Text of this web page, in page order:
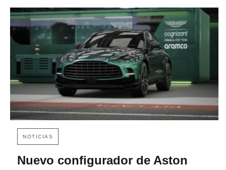
NOTICIAS
Nuevo configurador de Aston